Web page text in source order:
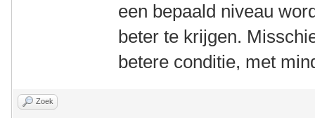
een bepaald niveau
beter te krijgen.
betere conditie, met
Zoek